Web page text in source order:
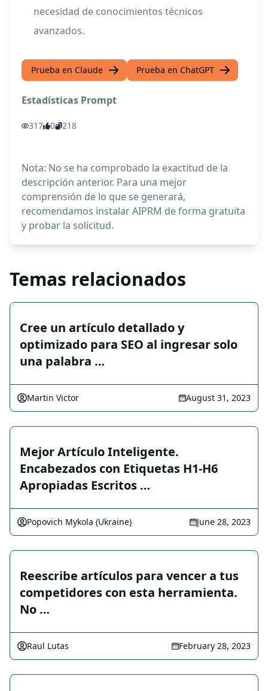
necesidad de conocimientos técnicos
avanzados.
Prueba en Claude Prueba en ChatGPT
Estadísticas Prompt
317 0 218
Nota: No se ha comprobado la exactitud de la
descripción anterior. Para una mejor
comprensión de lo que se generará,
recomendamos instalar AIPRM de forma gratuita
y probar la solicitud.
Temas relacionados
Cree un artículo detallado y
optimizado para SEO al ingresar solo
una palabra …
Martin Victor August 31, 2023
Mejor Artículo Inteligente.
Encabezados con Etiquetas H1-H6
Apropiadas Escritos …
Popovich Mykola (Ukraine) June 28, 2023
Reescribe artículos para vencer a tus
competidores con esta herramienta.
No …
Raul Lutas February 28, 2023